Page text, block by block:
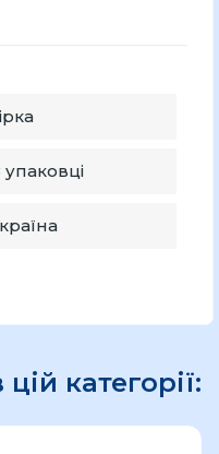
упаковці
категорії: